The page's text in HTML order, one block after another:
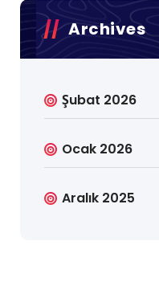
Archives
Şubat 2026
Ocak 2026
Aralık 2025